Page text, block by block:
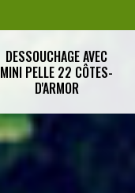
DESSOUCHAGE AVEC
MINI PELLE 22 CÔTES-
D'ARMOR